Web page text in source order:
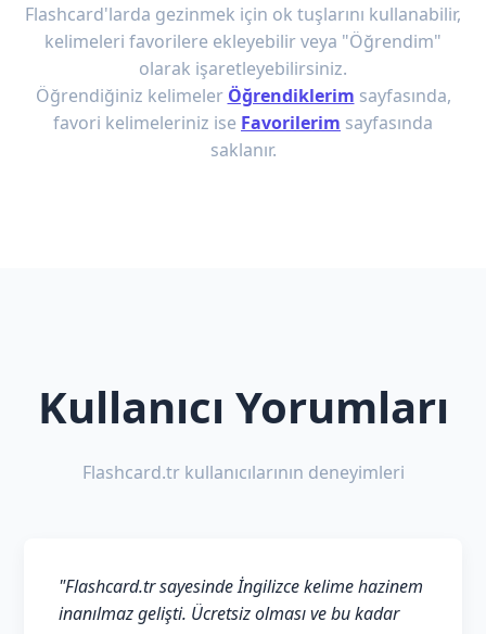
Flashcard'larda gezinmek için ok tuşlarını kullanabilir,
kelimeleri favorilere ekleyebilir veya "Öğrendim"
olarak işaretleyebilirsiniz.
Öğrendiğiniz kelimeler Öğrendiklerim sayfasında,
favori kelimeleriniz ise Favorilerim sayfasında
saklanır.
Kullanıcı Yorumları
Flashcard.tr kullanıcılarının deneyimleri
"Flashcard.tr sayesinde İngilizce kelime hazinem
inanılmaz gelişti. Ücretsiz olması ve bu kadar